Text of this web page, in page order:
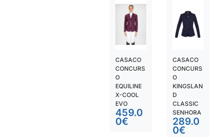
CASACO
CONCURS
O
EQUILINE
X-COOL
EVO
459.0
0€
CASACO
CONCURS
O
KINGSLAN
D
CLASSIC
SENHORA
289.0
0€